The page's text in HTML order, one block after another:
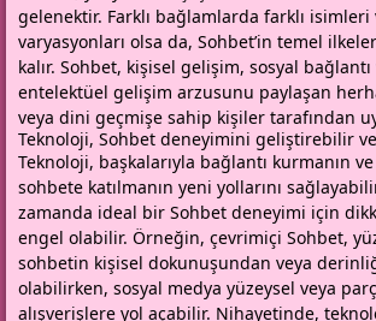
gelenektir. Farklı bağlamlarda farklı isimleri
varyasyonları olsa da, Sohbet’in temel
kalır. Sohbet, kişisel gelişim, sosyal
entelektüel gelişim arzusunu paylaşan
veya dini geçmişe sahip kişiler tarafından
Teknoloji, Sohbet deneyimini geliştirebilir
Teknoloji, başkalarıyla bağlantı kurmanın
sohbete katılmanın yeni yollarını
zamanda ideal bir Sohbet deneyimi için
engel olabilir. Örneğin, çevrimiçi Sohbet,
sohbetin kişisel dokunuşundan veya
olabilirken, sosyal medya yüzeysel veya
alışverişlere yol açabilir. Nihayetinde,